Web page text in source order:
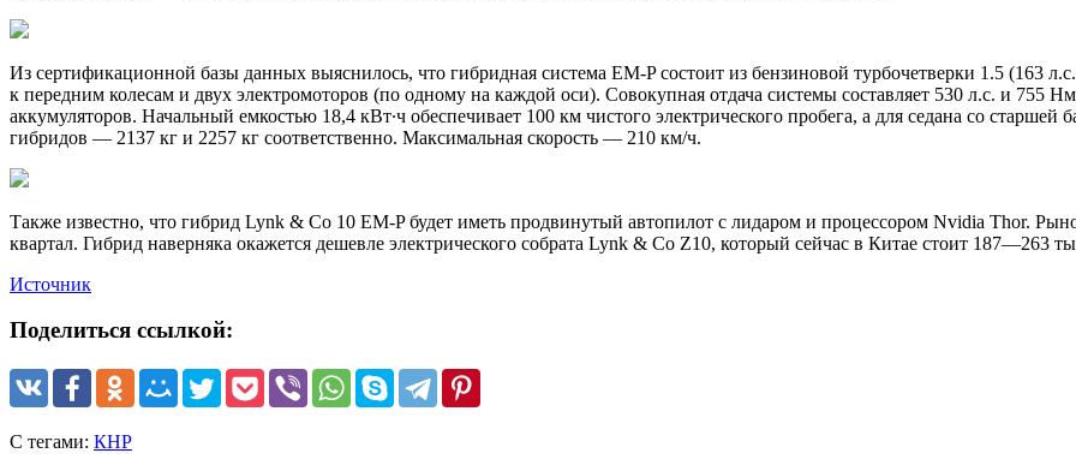
Из сертификационной базы данных выяснилось, что гибридная система EM-P состоит из бензиновой турбочетверки 1.5 (163
к передним колесам и двух электромоторов (по одному на каждой оси). Совокупная отдача системы составляет 530 л.с. и 755
аккумуляторов. Начальный емкостью 18,4 кВт∙ч обеспечивает 100 км чистого электрического пробега, а для седана со старшей
гибридов — 2137 кг и 2257 кг соответственно. Максимальная скорость — 210 км/ч.
Также известно, что гибрид Lynk & Co 10 EM-P будет иметь продвинутый автопилот с лидаром и процессором Nvidia Thor.
квартал. Гибрид наверняка окажется дешевле электрического собрата Lynk & Co Z10, который сейчас в Китае стоит 187—263
Источник
Поделиться ссылкой:
С тегами: КНР